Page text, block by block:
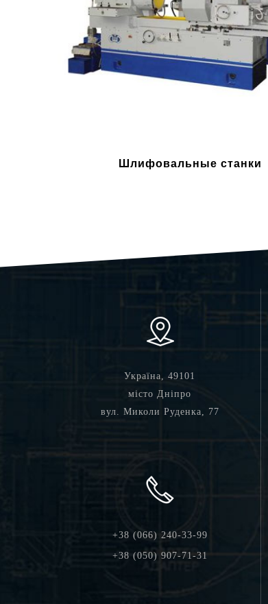
Шлифовальные станки
Україна, 49101
місто Дніпро
вул. Миколи Руденка, 77
+38 (066) 240-33-99
+38 (050) 907-71-31